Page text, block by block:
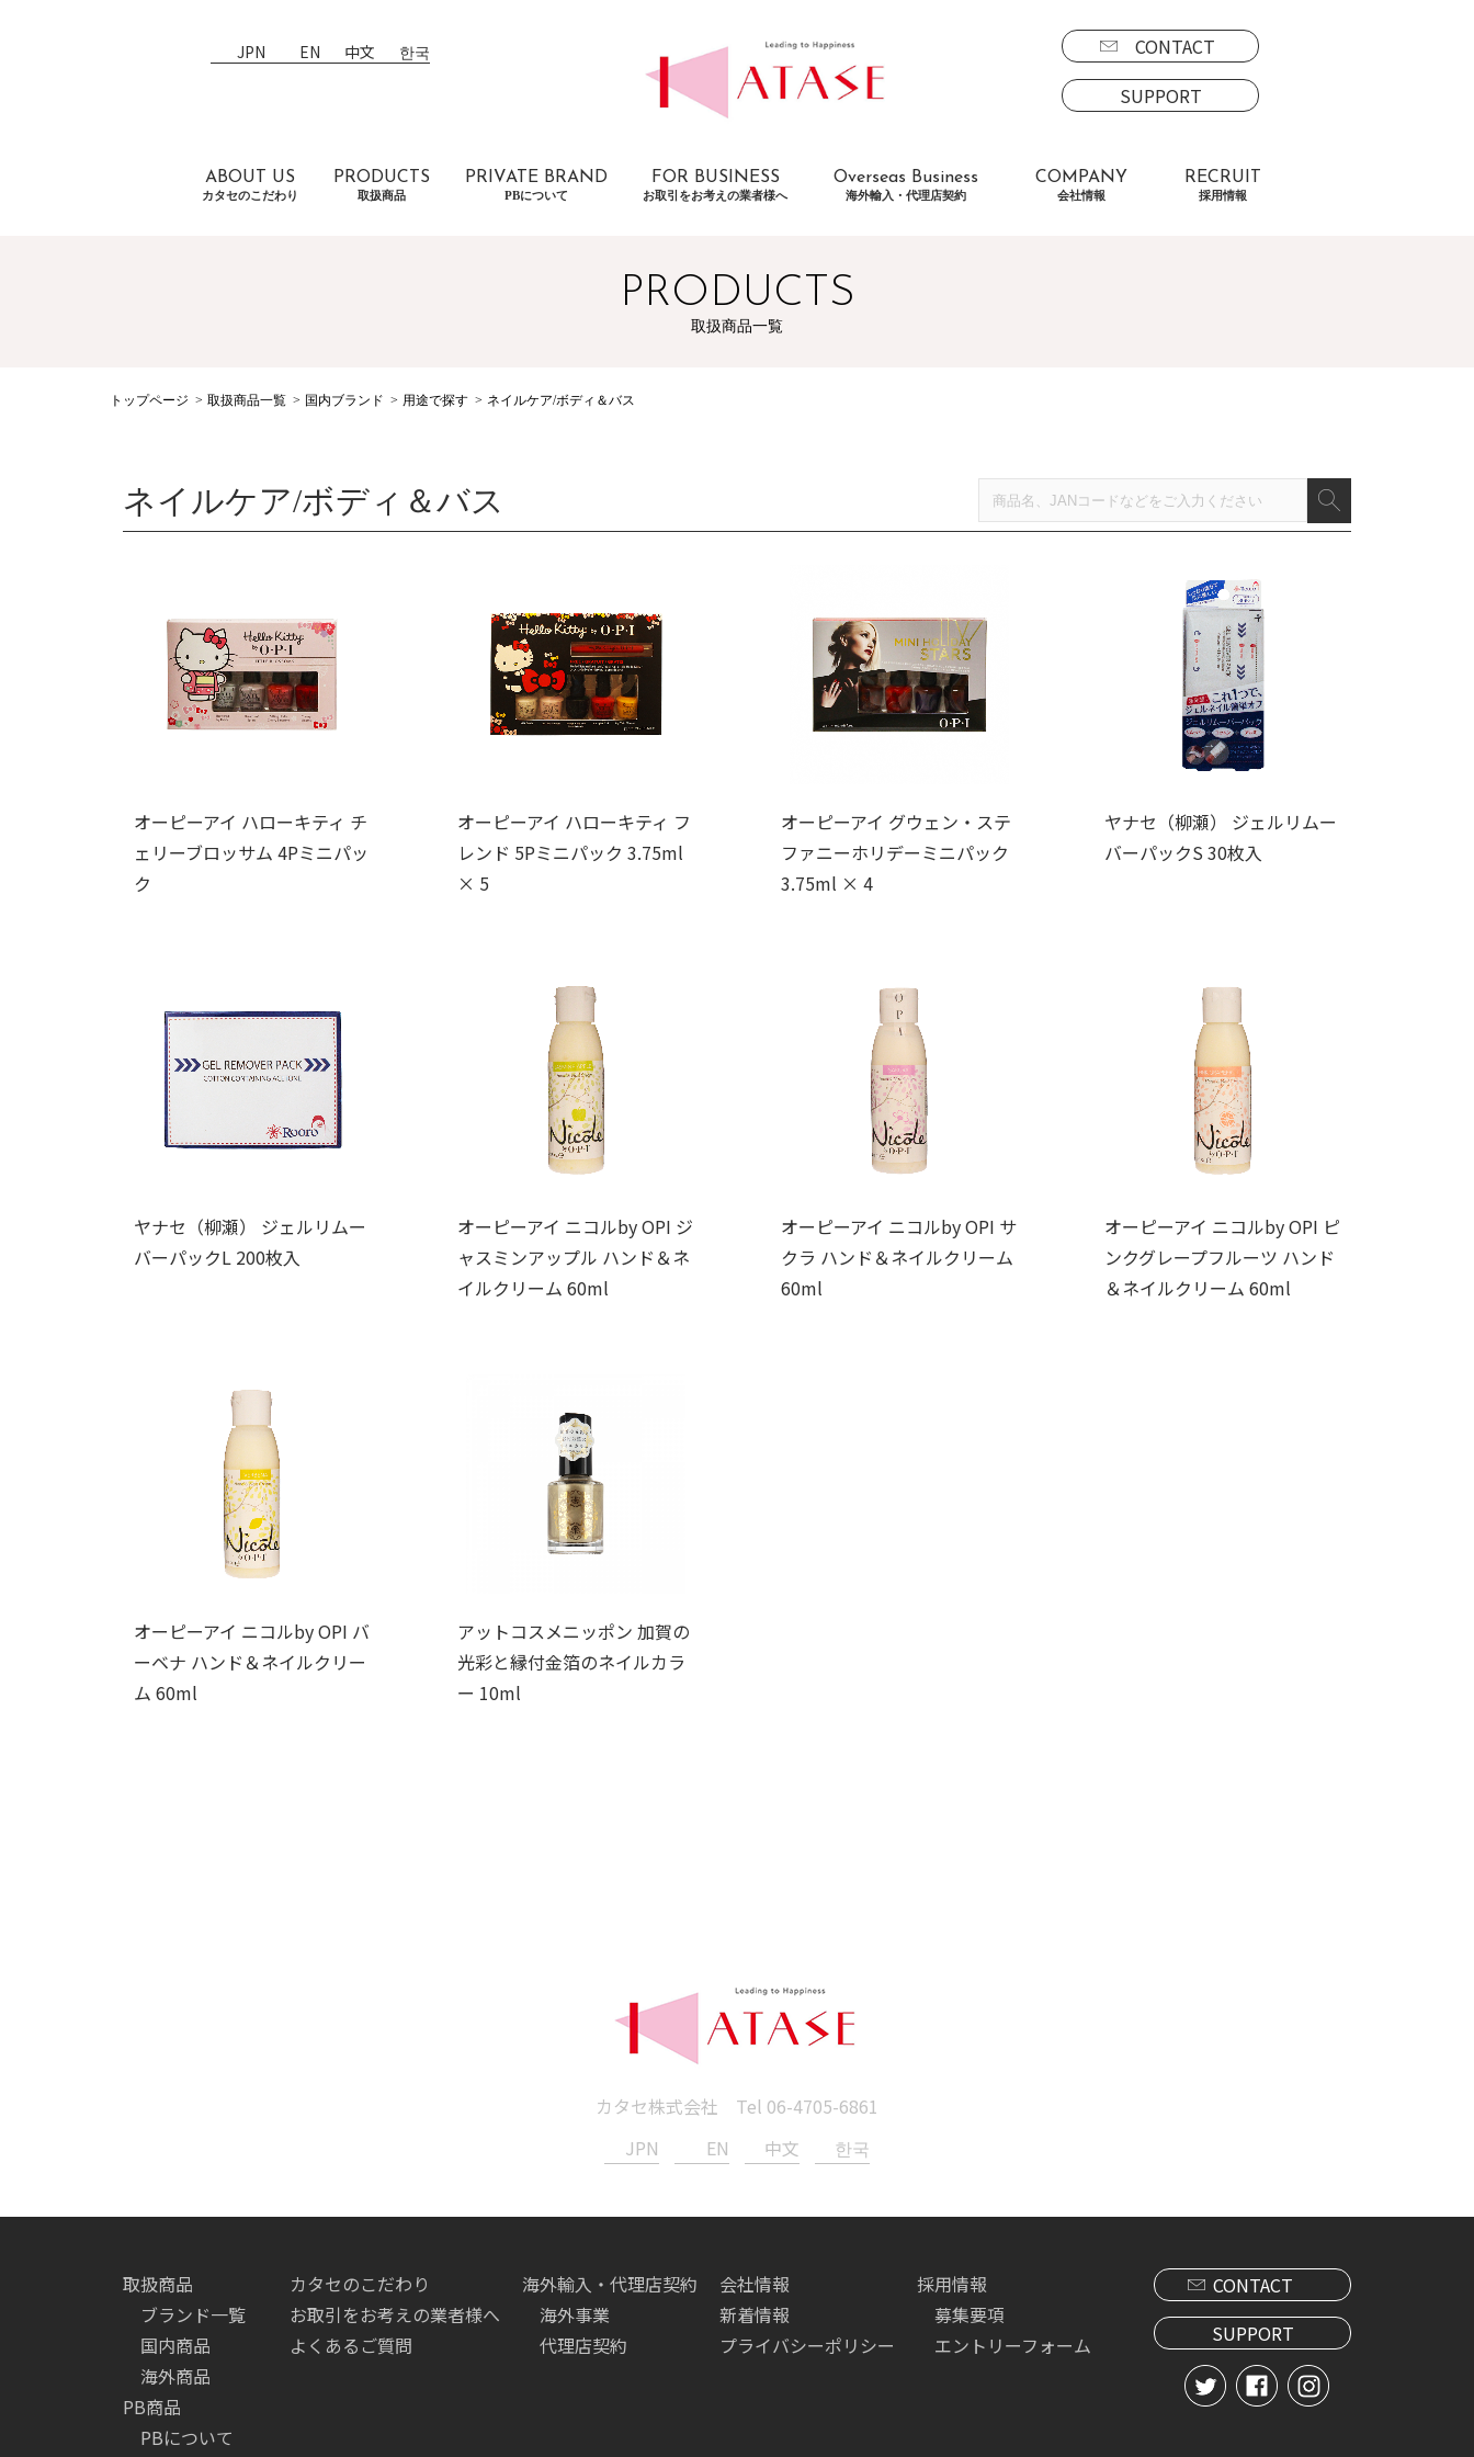
JPN EN 中文 한국
CONTACT
SUPPORT
ABOUT US
カタセのこだわり
PRODUCTS
取扱商品
PRIVATE BRAND
PBについて
FOR BUSINESS
お取引をお考えの業者様へ
Overseas Business
海外輸入・代理店契約
COMPANY
会社情報
RECRUIT
採用情報
PRODUCTS
取扱商品一覧
トップページ 取扱商品一覧 国内ブランド 用途で探す ネイルケア/ボディ＆バス
ネイルケア/ボディ＆バス
オーピーアイ ハローキティ チ
ェリーブロッサム 4Pミニパッ
ク
オーピーアイ ハローキティ フ
レンド 5Pミニパック 3.75ml
× 5
オーピーアイ グウェン・ステ
ファニーホリデーミニパック
3.75ml × 4
ヤナセ（柳瀬） ジェルリムー
バーパックS 30枚入
ヤナセ（柳瀬） ジェルリムー
バーパックL 200枚入
オーピーアイ ニコルby OPI ジ
ャスミンアップル ハンド＆ネ
イルクリーム 60ml
オーピーアイ ニコルby OPI サ
クラ ハンド＆ネイルクリーム
60ml
オーピーアイ ニコルby OPI ピ
ンクグレープフルーツ ハンド
＆ネイルクリーム 60ml
オーピーアイ ニコルby OPI バ
ーベナ ハンド＆ネイルクリー
ム 60ml
アットコスメニッポン 加賀の
光彩と縁付金箔のネイルカラ
ー 10ml
カタセ株式会社 Tel 06-4705-6861
JPN
EN 中文 한국
取扱商品
ブランド一覧
国内商品
海外商品
PB商品
PBについて
カタセのこだわり
お取引をお考えの業者様へ
よくあるご質問
海外輸入・代理店契約
海外事業
代理店契約
会社情報
新着情報
プライバシーポリシー
採用情報
募集要項
エントリーフォーム
CONTACT
SUPPORT